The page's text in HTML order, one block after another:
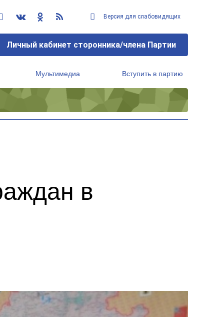
Версия для слабовидящих
Личный кабинет сторонника/члена Партии
Мультимедиа Вступить в партию
в